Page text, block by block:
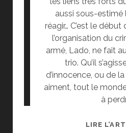
aussi sous-estimé
réagir… C’est le début
l’organisation du
armé, Lado, ne fait
trio. Qu’il
d’innocence, ou de
aiment, tout le
à
LIRE